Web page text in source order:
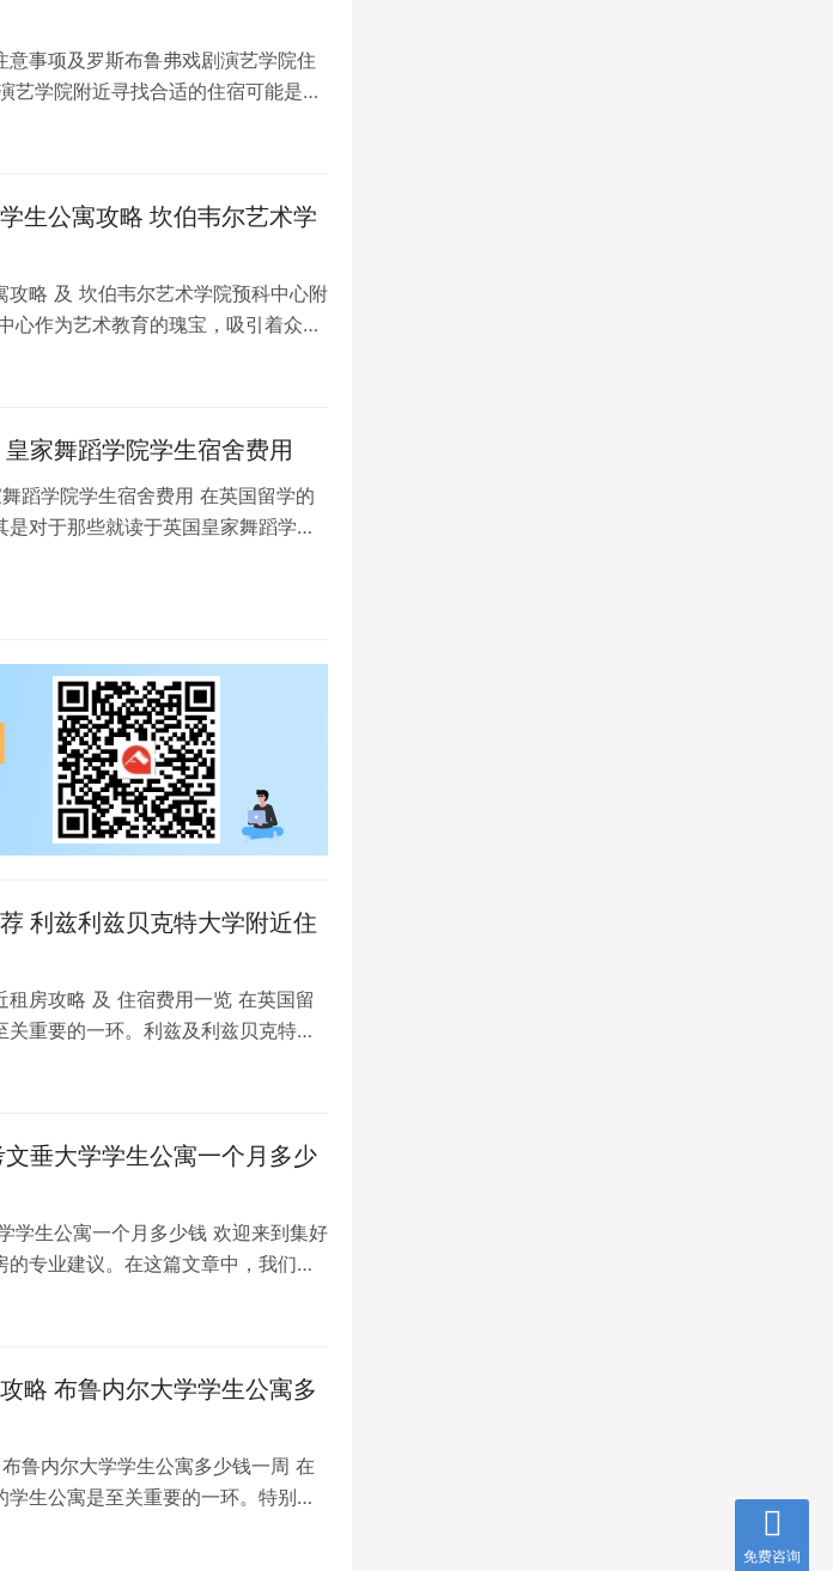
事项及罗斯布鲁弗戏剧演艺学院住
艺学院附近寻找合适的住宿可能是留
利完成…
生公寓攻略 坎伯韦尔艺术学
略 及 坎伯韦尔艺术学院预科中心附
心作为艺术教育的瑰宝，吸引着众多
家舞蹈学院学生宿舍费用
蹈学院学生宿舍费用 在英国留学的
对于那些就读于英国皇家舞蹈学院
利兹利兹贝克特大学附近住
房攻略 及 住宿费用一览 在英国留
重要的一环。利兹及利兹贝克特大
越的…
垂大学学生公寓一个月多少
学生公寓一个月多少钱 欢迎来到集好
专业建议。在这篇文章中，我们将
，以…
略 布鲁内尔大学学生公寓多
鲁内尔大学学生公寓多少钱一周 在
生公寓是至关重要的一环。特别是
免费咨询